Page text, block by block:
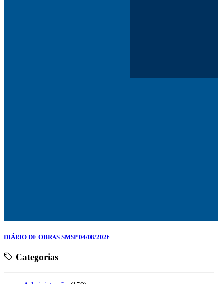
DIÁRIO DE OBRAS SMSP 04/08/2026
Categorias